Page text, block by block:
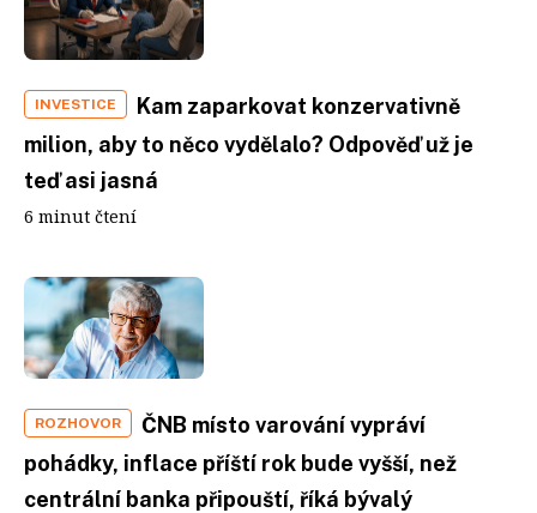
INVESTICE
Kam zaparkovat konzervativně
milion, aby to něco vydělalo? Odpověď už je
teď asi jasná
6 minut čtení
ROZHOVOR
ČNB místo varování vypráví
pohádky, inflace příští rok bude vyšší, než
centrální banka připouští, říká bývalý